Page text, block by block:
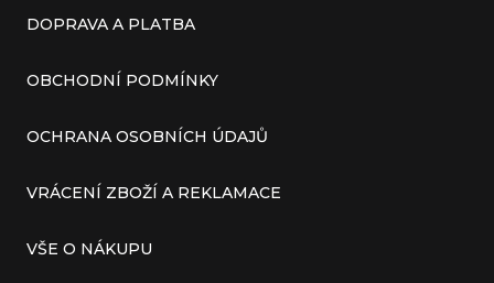
DOPRAVA A PLATBA
OBCHODNÍ PODMÍNKY
OCHRANA OSOBNÍCH ÚDAJŮ
VRÁCENÍ ZBOŽÍ A REKLAMACE
VŠE O NÁKUPU